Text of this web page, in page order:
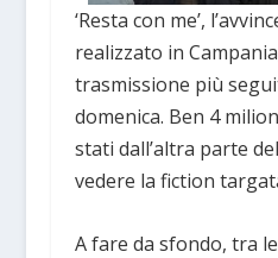
‘Resta con me’,
realizzato in
trasmissione più
domenica. Ben 4
stati dall’altra parte
vedere la fiction
A fare da sfondo, tra